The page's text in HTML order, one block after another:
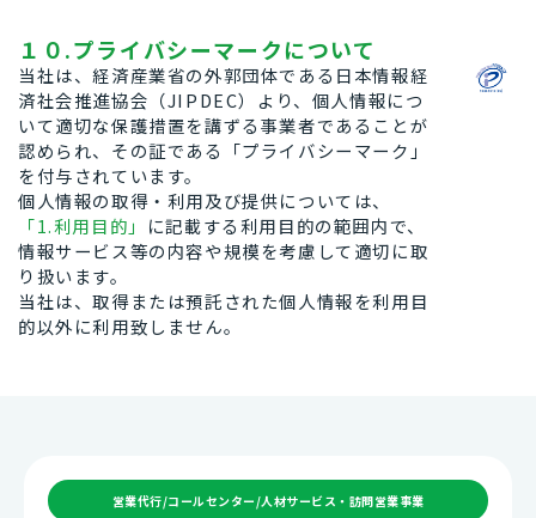
１０.プライバシーマークについて
当社は、経済産業省の外郭団体である日本情報経
済社会推進協会（JIPDEC）より、個人情報につ
いて適切な保護措置を講ずる事業者であることが
認められ、その証である「プライバシーマーク」
を付与されています。
個人情報の取得・利用及び提供については、
「1.利用目的」
に記載する利用目的の範囲内で、
情報サービス等の内容や規模を考慮して適切に取
り扱います。
当社は、取得または預託された個人情報を利用目
的以外に利用致しません。
営業代行/コールセンター/人材サービス・訪問営業事業